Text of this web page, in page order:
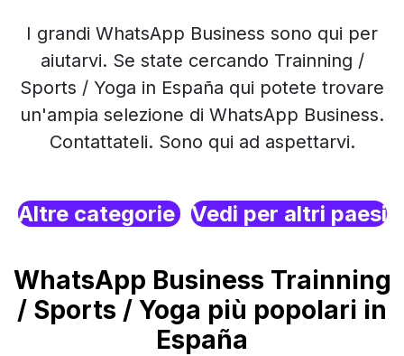
I grandi WhatsApp Business sono qui per
aiutarvi. Se state cercando Trainning /
Sports / Yoga in España qui potete trovare
un'ampia selezione di WhatsApp Business.
Contattateli. Sono qui ad aspettarvi.
Altre categorie Vedi per altri paesi
WhatsApp Business Trainning
/ Sports / Yoga più popolari in
España